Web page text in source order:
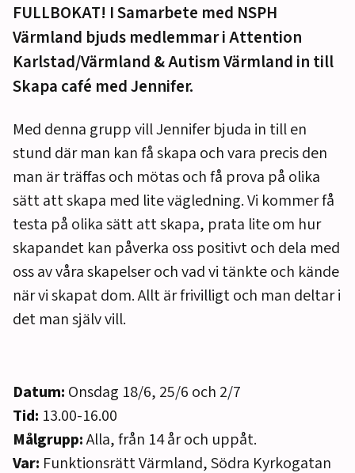
FULLBOKAT! I Samarbete med NSPH
Värmland bjuds medlemmar i Attention
Karlstad/Värmland & Autism Värmland in till
Skapa café med Jennifer.
Med denna grupp vill Jennifer bjuda in till en
stund där man kan få skapa och vara precis den
man är träffas och mötas och få prova på olika
sätt att skapa med lite vägledning. Vi kommer få
testa på olika sätt att skapa, prata lite om hur
skapandet kan påverka oss positivt och dela med
oss av våra skapelser och vad vi tänkte och kände
när vi skapat dom. Allt är frivilligt och man deltar i
det man själv vill.
Datum: Onsdag 18/6, 25/6 och 2/7
Tid: 13.00-16.00
Målgrupp:Alla, från 14 år och uppåt.
Var: Funktionsrätt Värmland, Södra Kyrkogatan